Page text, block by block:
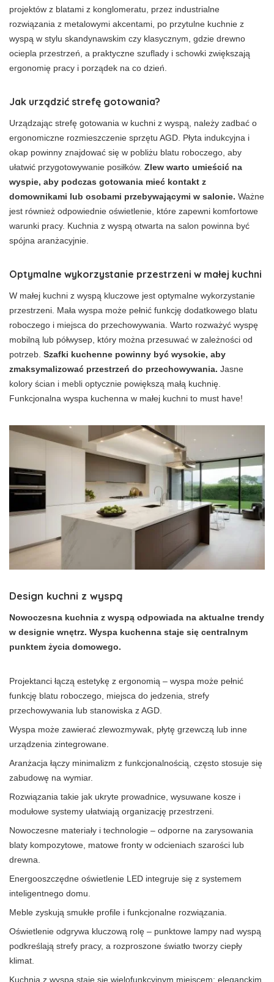
projektów z blatami z konglomeratu, przez industrialne
rozwiązania z metalowymi akcentami, po przytulne kuchnie z
wyspą w stylu skandynawskim czy klasycznym, gdzie drewno
ociepla przestrzeń, a praktyczne szuflady i schowki zwiększają
ergonomię pracy i porządek na co dzień.
Jak urządzić strefę gotowania?
Urządzając strefę gotowania w kuchni z wyspą, należy zadbać o
ergonomiczne rozmieszczenie sprzętu AGD. Płyta indukcyjna i
okap powinny znajdować się w pobliżu blatu roboczego, aby
ułatwić przygotowywanie posiłków. Zlew warto umieścić na
wyspie, aby podczas gotowania mieć kontakt z
domownikami lub osobami przebywającymi w salonie. Ważne
jest również odpowiednie oświetlenie, które zapewni komfortowe
warunki pracy. Kuchnia z wyspą otwarta na salon powinna być
spójna aranżacyjnie.
Optymalne wykorzystanie przestrzeni w małej kuchni
W małej kuchni z wyspą kluczowe jest optymalne wykorzystanie
przestrzeni. Mała wyspa może pełnić funkcję dodatkowego blatu
roboczego i miejsca do przechowywania. Warto rozważyć wyspę
mobilną lub półwysep, który można przesuwać w zależności od
potrzeb. Szafki kuchenne powinny być wysokie, aby
zmaksymalizować przestrzeń do przechowywania. Jasne
kolory ścian i mebli optycznie powiększą małą kuchnię.
Funkcjonalna wyspa kuchenna w małej kuchni to must have!
Design kuchni z wyspą
Nowoczesna kuchnia z wyspą odpowiada na aktualne trendy
w designie wnętrz. Wyspa kuchenna staje się centralnym
punktem życia domowego.
Projektanci łączą estetykę z ergonomią – wyspa może pełnić
funkcję blatu roboczego, miejsca do jedzenia, strefy
przechowywania lub stanowiska z AGD.
Wyspa może zawierać zlewozmywak, płytę grzewczą lub inne
urządzenia zintegrowane.
Aranżacja łączy minimalizm z funkcjonalnością, często stosuje się
zabudowę na wymiar.
Rozwiązania takie jak ukryte prowadnice, wysuwane kosze i
modułowe systemy ułatwiają organizację przestrzeni.
Nowoczesne materiały i technologie – odporne na zarysowania
blaty kompozytowe, matowe fronty w odcieniach szarości lub
drewna.
Energooszczędne oświetlenie LED integruje się z systemem
inteligentnego domu.
Meble zyskują smukłe profile i funkcjonalne rozwiązania.
Oświetlenie odgrywa kluczową rolę – punktowe lampy nad wyspą
podkreślają strefy pracy, a rozproszone światło tworzy ciepły
klimat.
Kuchnia z wyspą staje się wielofunkcyjnym miejscem: eleganckim